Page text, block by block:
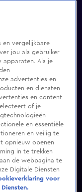
en vergelijkbare
jou als gebruiker
apparaten. Als je
advertenties en
en diensten
en content
of je
en essentiële
en veilig te
opnieuw openen
in te trekken
de webpagina te
Digitale Diensten
voor